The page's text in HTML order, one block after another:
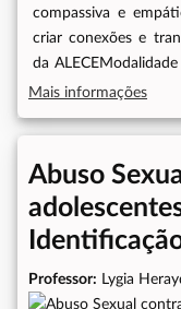
compassiva e
criar conexões e
da
às 17h
Mais informações
Abuso
Professor: Lygia